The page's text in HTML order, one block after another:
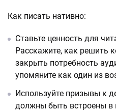
Как писать нативно:
Ставьте ценность для
Расскажите, как решить
закрыть потребность
упомяните как один из
Используйте призывы к
должны быть встроены в